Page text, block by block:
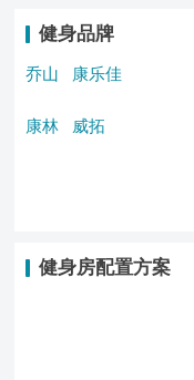
健身品牌
乔山 康乐佳
康林 威拓
健身房配置方案